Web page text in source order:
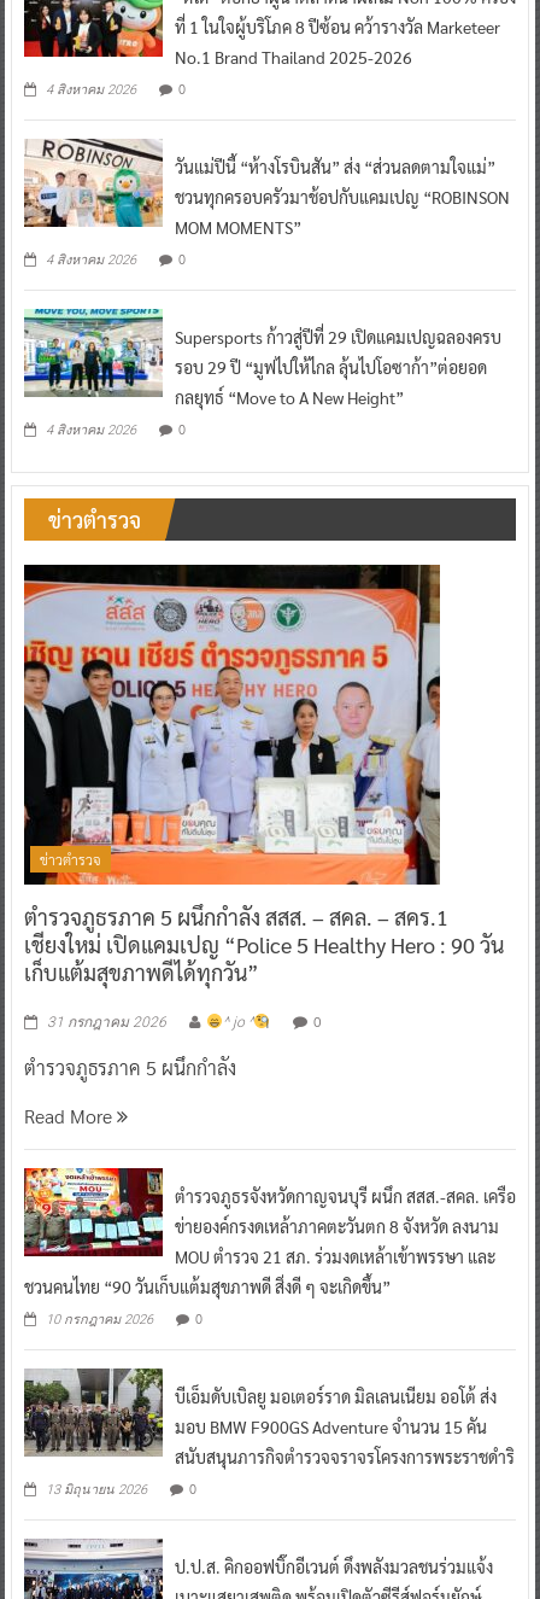
ที่ 1 ในใจผู้บริโภค 8 ปีซ้อน คว้ารางวัล Marketeer
No.1 Brand Thailand 2025-2026
4 สิงหาคม 2026 0
วันแม่ปีนี้ “ห้างโรบินสัน” ส่ง “ส่วนลดตามใจแม่”
ชวนทุกครอบครัวมาช้อปกับแคมเปญ “ROBINSON
MOM MOMENTS”
4 สิงหาคม 2026 0
Supersports ก้าวสู่ปีที่ 29 เปิดแคมเปญฉลองครบ
รอบ 29 ปี “มูฟไปให้ไกล ลุ้นไปโอซาก้า”ต่อยอด
กลยุทธ์ “Move to A New Height”
4 สิงหาคม 2026 0
ข่าวตำรวจ
ข่าวตำรวจ
ตำรวจภูธรภาค 5 ผนึกกำลัง สสส. – สคล. – สคร.1
เชียงใหม่ เปิดแคมเปญ “Police 5 Healthy Hero : 90 วัน
เก็บแต้มสุขภาพดีได้ทุกวัน”
31 กรกฎาคม 2026 ^ jo ^ 0
ตำรวจภูธรภาค 5 ผนึกกำลัง
Read More
ตำรวจภูธรจังหวัดกาญจนบุรี ผนึก สสส.-สคล. เครือ
ข่ายองค์กรงดเหล้าภาคตะวันตก 8 จังหวัด ลงนาม
MOU ตำรวจ 21 สภ. ร่วมงดเหล้าเข้าพรรษา และ
ชวนคนไทย “90 วันเก็บแต้มสุขภาพดี สิ่งดี ๆ จะเกิดขึ้น”
10 กรกฎาคม 2026 0
บีเอ็มดับเบิลยู มอเตอร์ราด มิลเลนเนียม ออโต้ ส่ง
มอบ BMW F900GS Adventure จำนวน 15 คัน
สนับสนุนภารกิจตำรวจจราจรโครงการพระราชดำริ
13 มิถุนายน 2026 0
ป.ป.ส. คิกออฟบิ๊กอีเวนต์ ดึงพลังมวลชนร่วมแจ้ง